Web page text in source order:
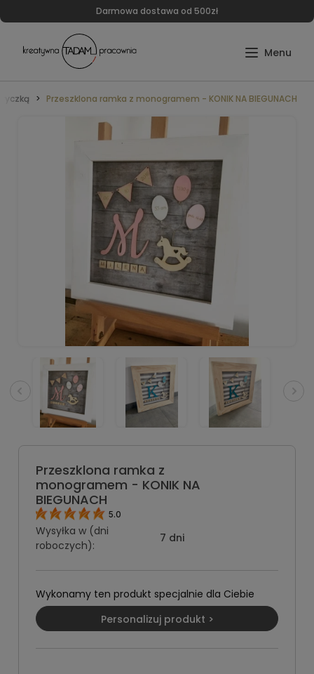
Darmowa dostawa od 500zł
Przeszklona ramka z monogramem - KONIK NA BIEGUNACH
Przeszklona ramka z
monogramem - KONIK NA
BIEGUNACH
5.0
Wysyłka w (dni
roboczych):
7 dni
Wykonamy ten produkt specjalnie dla Ciebie
Personalizuj produkt >